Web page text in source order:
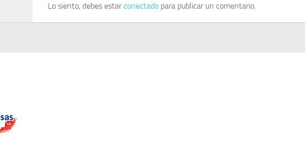
Lo siento, debes estarconectado para publicar un comentario.